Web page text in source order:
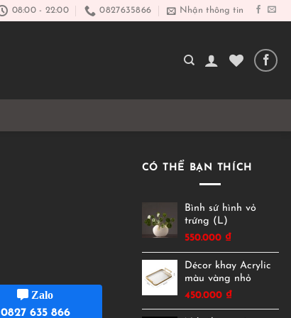
08:00 - 22:00 0827635866 Nhận thông tin
Zalo
0827 635 866
CÓ THỂ BẠN THÍCH
Bình sứ hình vỏ
trứng (L)
550.000 ₫
Décor khay Acrylic
màu vàng nhỏ
450.000 ₫